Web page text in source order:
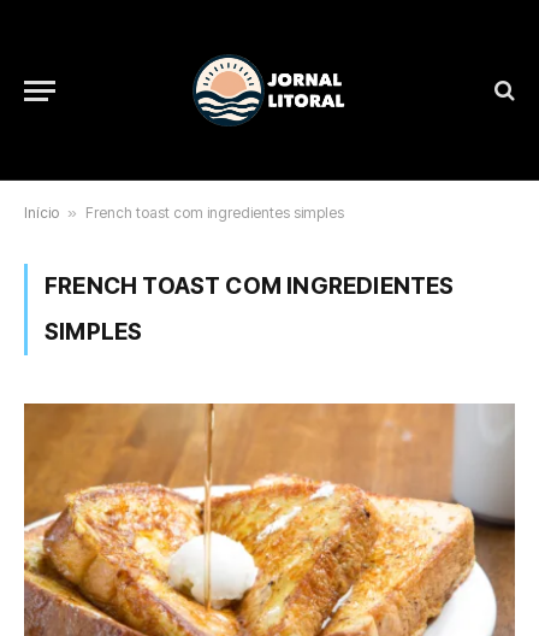
Início » French toast com ingredientes simples
FRENCH TOAST COM INGREDIENTES
SIMPLES